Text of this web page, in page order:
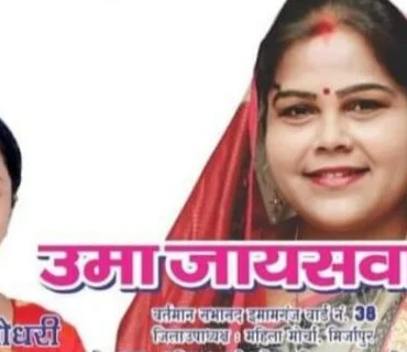
News
in
Hindi,